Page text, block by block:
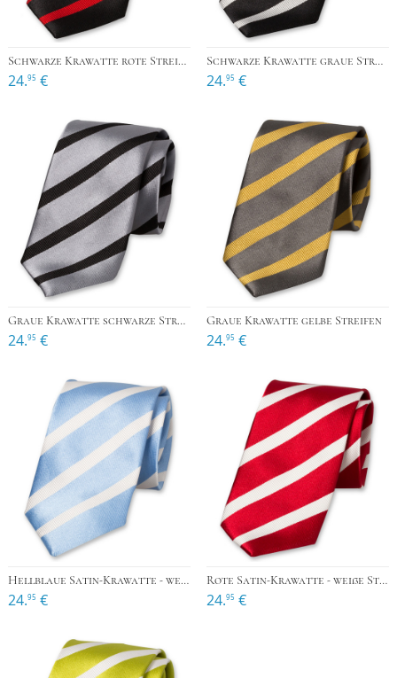
Schwarze Krawatte rote Streifen
24.95 €
Schwarze Krawatte graue Streifen
24.95 €
Graue Krawatte schwarze Streifen
24.95 €
Graue Krawatte gelbe Streifen
24.95 €
Hellblaue Satin-Krawatte - weiße Streifen
24.95 €
Rote Satin-Krawatte - weiße Streifen
24.95 €